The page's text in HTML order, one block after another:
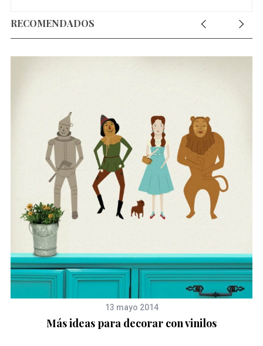
RECOMENDADOS
13 mayo 2014
Más ideas para decorar con vinilos